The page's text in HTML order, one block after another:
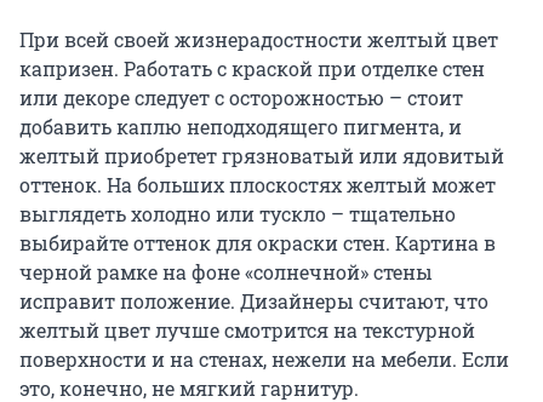
При всей своей жизнерадостности желтый цвет
капризен. Работать с краской при отделке стен
или декоре следует с осторожностью – стоит
добавить каплю неподходящего пигмента, и
желтый приобретет грязноватый или ядовитый
оттенок. На больших плоскостях желтый может
выглядеть холодно или тускло – тщательно
выбирайте оттенок для окраски стен. Картина в
черной рамке на фоне «солнечной» стены
исправит положение. Дизайнеры считают, что
желтый цвет лучше смотрится на текстурной
поверхности и на стенах, нежели на мебели. Если
это, конечно, не мягкий гарнитур.